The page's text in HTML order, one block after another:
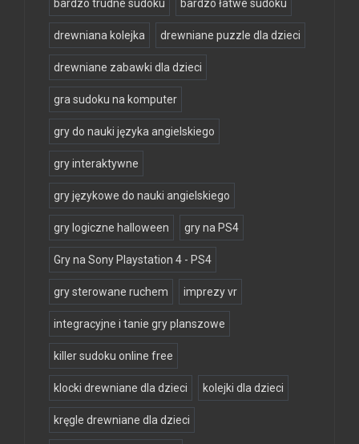
bardzo trudne sudoku bardzo łatwe sudoku
drewniana kolejka drewniane puzzle dla dzieci
drewniane zabawki dla dzieci
gra sudoku na komputer
gry do nauki języka angielskiego
gry interaktywne
gry językowe do nauki angielskiego
gry logiczne halloween gry na PS4
Gry na Sony Playstation 4 - PS4
gry sterowane ruchem imprezy vr
integracyjne i tanie gry planszowe
killer sudoku online free
klocki drewniane dla dzieci kolejki dla dzieci
kręgle drewniane dla dzieci